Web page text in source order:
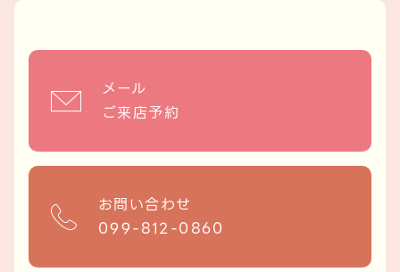
メール
ご来店予約
お問い合わせ
099-812-0860